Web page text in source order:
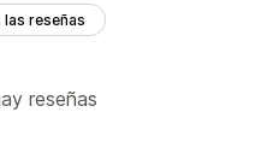
las reseñas
reseñas